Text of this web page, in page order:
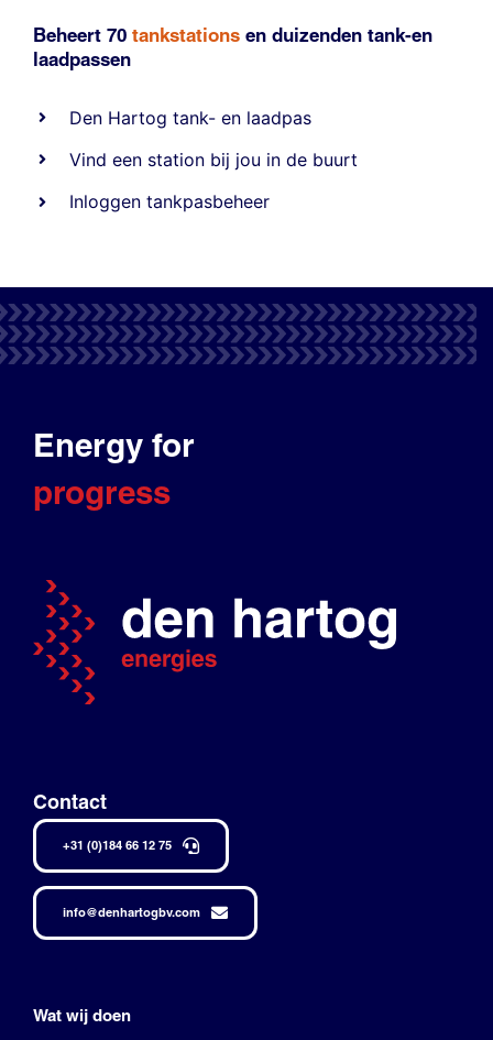
Beheert 70 tankstations en duizenden tank-en
laadpassen
Den Hartog tank- en laadpas
Vind een station bij jou in de buurt
Inloggen tankpasbeheer
Energy for
progress
Contact
+31 (0)184 66 12 75
info@denhartogbv.com
Wat wij doen